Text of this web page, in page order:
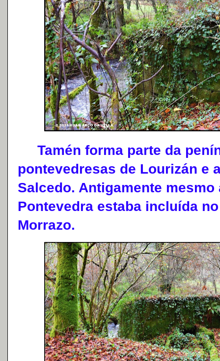
Tamén forma parte da
pontevedresas de Lourizán e
Salcedo. Antigamente
Pontevedra estaba incluída
Morrazo.